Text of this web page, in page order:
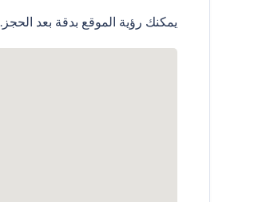
يمكنك رؤية الموقع بدقة بعد الحجز.